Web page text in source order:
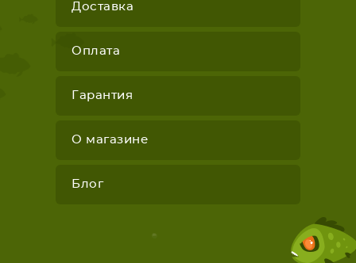
Доставка
Оплата
Гарантия
О магазине
Блог